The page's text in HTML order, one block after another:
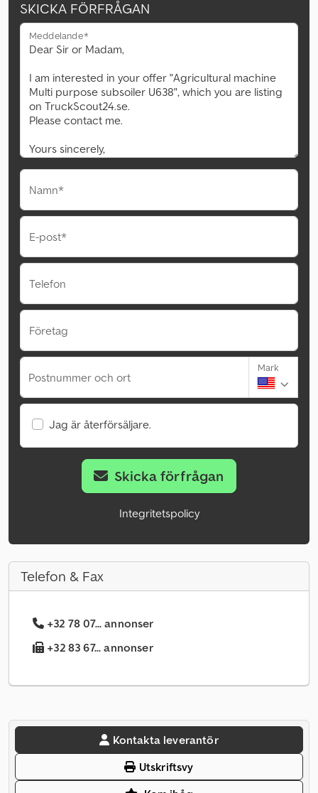
SKICKA FÖRFRÅGAN
Meddelande*
Namn*
E-post*
Telefon
Företag
Postnummer och ort
Mark
Jag är återförsäljare.
Skicka förfrågan
Integritetspolicy
Telefon & Fax
+32 78 07... annonser
+32 83 67... annonser
Kontakta leverantör
Utskriftsvy